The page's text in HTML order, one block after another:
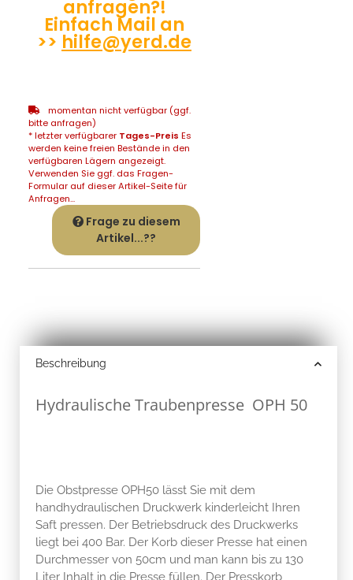
anfragen?!
Einfach Mail an
>> hilfe@yerd.de
momentan nicht verfügbar (ggf.
bitte anfragen)
* letzter verfügbarer Tages-Preis Es
werden keine freien Bestände in den
verfügbaren Lägern angezeigt.
Verwenden Sie ggf. das Fragen-
Formular auf dieser Artikel-Seite für
Anfragen...
Frage zu diesem
Artikel...??
Beschreibung
Hydraulische Traubenpresse OPH 50
Die Obstpresse OPH50 lässt Sie mit dem
handhydraulischen Druckwerk kinderleicht Ihren
Saft pressen. Der Betriebsdruck des Druckwerks
liegt bei 400 Bar. Der Korb dieser Presse hat einen
Durchmesser von 50cm und man kann bis zu 130
Liter Inhalt in die Presse füllen. Der Presskorb